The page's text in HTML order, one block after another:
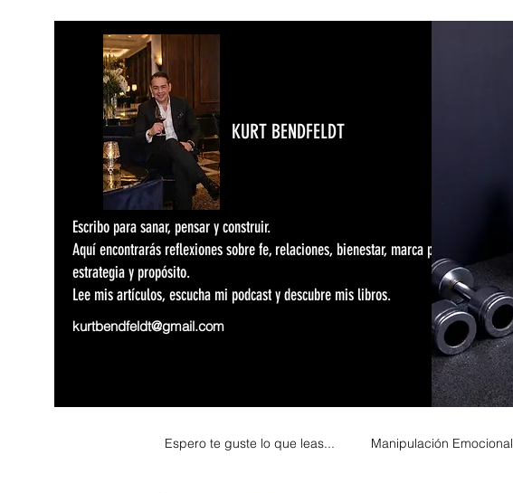
KURT BENDFELDT
Escribo para sanar, pensar y construir.
Aquí encontrarás reflexiones sobre fe, relaciones, bienestar, marca personal,
estrategia y propósito.
Lee mis artículos, escucha mi podcast y descubre mis libros.
kurtbendfeldt@gmail.com
Espero te guste lo que leas... Manipulación Emocional